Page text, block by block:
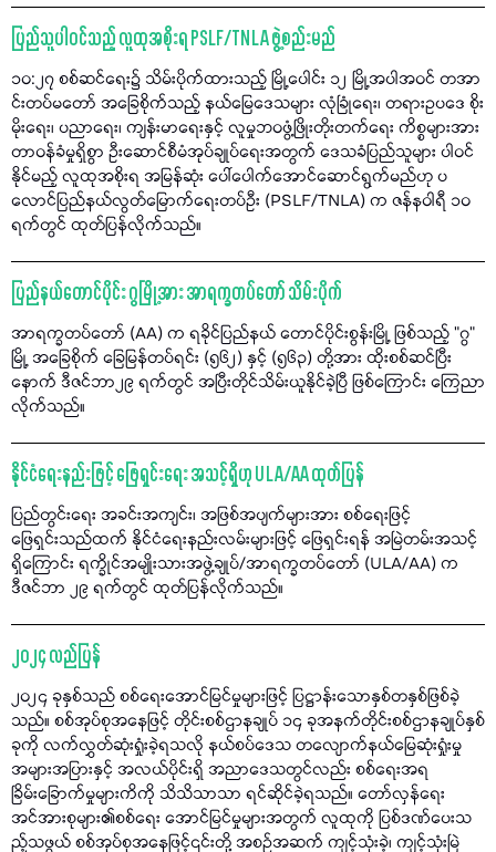
ပြည်သူပါဝင်သည့် လူထုအစိုးရ PSLF/TNLA ဖွဲ့စည်းမည်
၁၀:၂၇ စစ်ဆင်ရေး၌ သိမ်းပိုက်ထားသည့် မြို့ပေါင်း ၁၂ မြို့အပါအဝင် တအာ
င်းတပ်မတော် အခြေစိုက်သည့် နယ်မြေဒေသများ လုံခြုံရေး၊ တရားဥပဒေ စိုး
မိုးရေး၊ ပညာရေး၊ ကျန်းမာရေးနှင့် လူမှုဘဝဖွံ့ဖြိုးတိုးတက်ရေး ကိစ္စများအား
တာဝန်ခံမှုရှိစွာ ဦးဆောင်စီမံအုပ်ချုပ်ရေးအတွက် ဒေသခံပြည်သူများ ပါဝင်
နိုင်မည့် လူထုအစိုးရ အမြန်ဆုံး ပေါ်ပေါက်အောင်ဆောင်ရွက်မည်ဟု ပ
လောင်ပြည်နယ်လွတ်မြောက်ရေးတပ်ဦး (PSLF/TNLA) က ဇန်နဝါရီ ၁၀
ရက်တွင် ထုတ်ပြန်လိုက်သည်။
ပြည်နယ်တောင်ပိုင်း ဂွမြို့အား အာရက္ခတပ်တော် သိမ်းပိုက်
အာရက္ခတပ်တော် (AA) က ရခိုင်ပြည်နယ် တောင်ပိုင်းစွန်းမြို့ ဖြစ်သည့် "ဂွ"
မြို့ အခြေစိုက် ခြေမြန်တပ်ရင်း (၅၆၂) နှင့် (၅၆၃) တို့အား ထိုးစစ်ဆင်ပြီး
နောက် ဒီဇင်ဘာ၂၉ ရက်တွင် အပြီးတိုင်သိမ်းယူနိုင်ခဲ့ပြီ ဖြစ်ကြောင်း ကြေညာ
လိုက်သည်။
နိုင်ငံရေးနည်းဖြင့် ဖြေရှင်းရေး အသင့်ရှိဟု ULA/AA ထုတ်ပြန်
ပြည်တွင်းရေး အခင်းအကျင်း၊ အဖြစ်အပျက်များအား စစ်ရေးဖြင့်
ဖြေရှင်းသည်ထက် နိုင်ငံရေးနည်းလမ်းများဖြင့် ဖြေရှင်းရန် အမြဲတမ်းအသင့်
ရှိကြောင်း ရက္ခိုင်အမျိုးသားအဖွဲ့ချုပ်/အာရက္ခတပ်တော် (ULA/AA) က
ဒီဇင်ဘာ ၂၉ ရက်တွင် ထုတ်ပြန်လိုက်သည်။
၂၀၂၄ လည်ပြန်
၂၀၂၄ ခုနှစ်သည် စစ်ရေးအောင်မြင်မှုများဖြင့် ပြဋ္ဌာန်းသောနှစ်တနှစ်ဖြစ်ခဲ့
သည်။ စစ်အုပ်စုအနေဖြင့် တိုင်းစစ်ဌာနချုပ် ၁၄ ခုအနက်တိုင်းစစ်ဌာနချုပ်နှစ်
ခုကို လက်လွှတ်ဆုံးရှုံးခဲ့ရသလို နယ်စပ်ဒေသ တလျောက်နယ်မြေဆုံးရှုံးမှု
အများအပြားနှင့် အလယ်ပိုင်းရှိ အညာဒေသတွင်လည်း စစ်ရေးအရ
ခြိမ်းခြောက်မှုများကိကို သိသိသာသာ ရင်ဆိုင်ခဲ့ရသည်။ တော်လှန်ရေး
အင်အားစုများ၏စစ်ရေး အောင်မြင်မှုများအတွက် လူထုကို ပြစ်ဒဏ်ပေးသ
ည့်သဖွယ် စစ်အုပ်စုအနေဖြင့်၎င်းတို့ အစဉ်အဆက် ကျင့်သုံးခဲ့၊ ကျင့်သုံးမြဲ